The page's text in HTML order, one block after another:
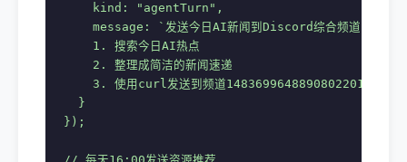
    kind: "agentTurn",
    message: `发送今日AI新闻到Discord综合频道：
    1. 搜索今日AI热点
    2. 整理成简洁的新闻速递
    3. 使用curl发送到频道1483699648890802201`
  }
});